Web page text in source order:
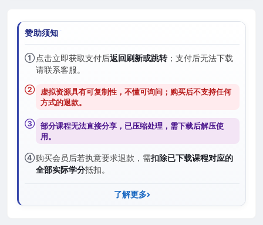
赞助须知
①点击立即获取支付后返回刷新或跳转；支付后无法下载
请联系客服。
② 虚拟资源具有可复制性，不懂可询问；购买后不支持任何
方式的退款。
③ 部分课程无法直接分享，已压缩处理，需下载后解压使
用。
④购买会员后若执意要求退款，需扣除已下载课程对应的
全部实际学分抵扣。
了解更多